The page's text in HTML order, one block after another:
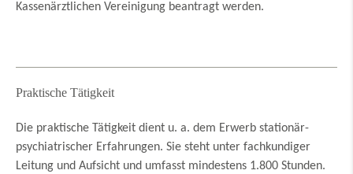
Kassenärztlichen Vereinigung beantragt werden.
Praktische Tätigkeit
Die praktische Tätigkeit dient u. a. dem Erwerb stationär-
psychiatrischer Erfahrungen. Sie steht unter fachkundiger
Leitung und Aufsicht und umfasst mindestens 1.800 Stunden.